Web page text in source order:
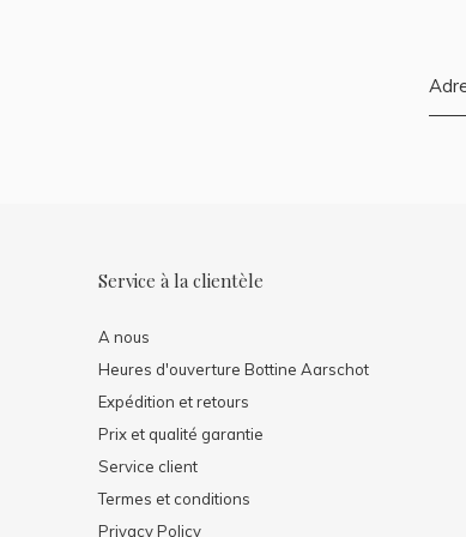
Service à la clientèle
A nous
Heures d'ouverture Bottine Aarschot
Expédition et retours
Prix ​​et qualité garantie
Service client
Termes et conditions
Privacy Policy